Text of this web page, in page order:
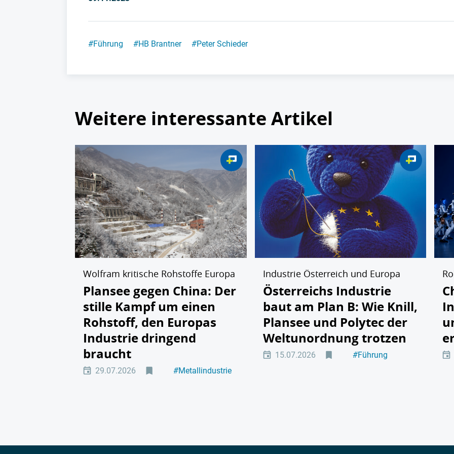
#Führung #HB Brantner #Peter Schieder
Weitere interessante Artikel
Wolfram kritische Rohstoffe Europa
Plansee gegen China: Der
stille Kampf um einen
Rohstoff, den Europas
Industrie dringend
braucht
29.07.2026 #Metallindustrie
Industrie Österreich und Europa
Österreichs Industrie
baut am Plan B: Wie Knill,
Plansee und Polytec der
Weltunordnung trotzen
15.07.2026 #Führung